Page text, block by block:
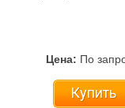
Цена: По
Купить